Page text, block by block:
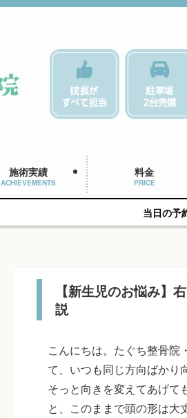
施術実績
ACHIEVEMENTS
料金
PRICE
当日の予約状況はお電話か
【新生児のお悩み】
説
こんにちは。たぐち整骨院
て、いつも同じ方向ばかり
そっと向きを変えてあげて
と、このままで頭の形は大